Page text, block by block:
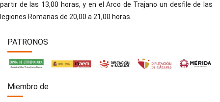
partir de las 13,00 horas, y en el Arco de Trajano un desfile de las
legiones Romanas de 20,00 a 21,00 horas.
PATRONOS
Miembro de